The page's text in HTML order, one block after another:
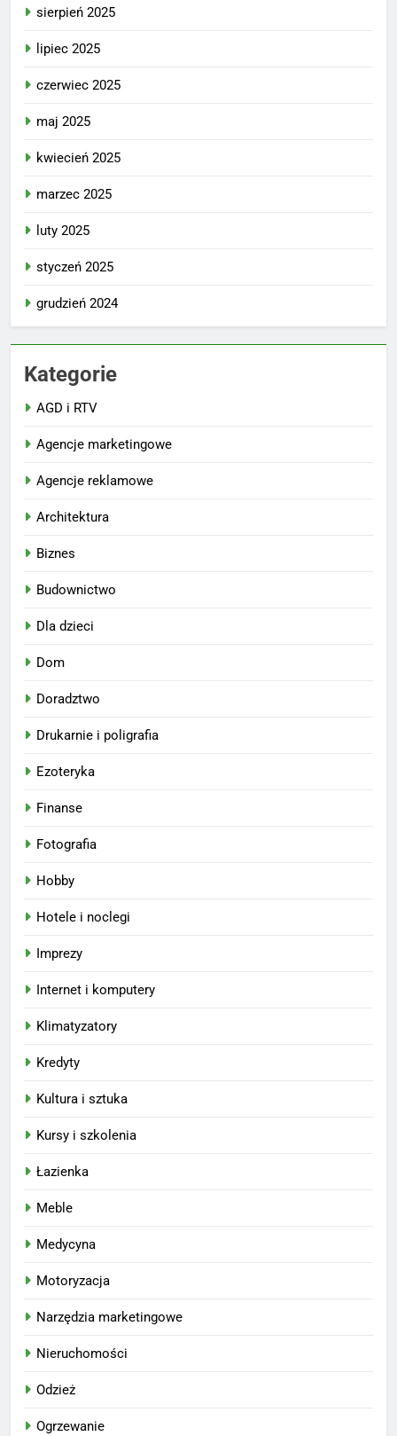
sierpień 2025
lipiec 2025
czerwiec 2025
maj 2025
kwiecień 2025
marzec 2025
luty 2025
styczeń 2025
grudzień 2024
Kategorie
AGD i RTV
Agencje marketingowe
Agencje reklamowe
Architektura
Biznes
Budownictwo
Dla dzieci
Dom
Doradztwo
Drukarnie i poligrafia
Ezoteryka
Finanse
Fotografia
Hobby
Hotele i noclegi
Imprezy
Internet i komputery
Klimatyzatory
Kredyty
Kultura i sztuka
Kursy i szkolenia
Łazienka
Meble
Medycyna
Motoryzacja
Narzędzia marketingowe
Nieruchomości
Odzież
Ogrzewanie